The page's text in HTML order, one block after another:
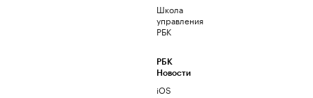
Школа
управления
РБК
РБК
Новости
iOS